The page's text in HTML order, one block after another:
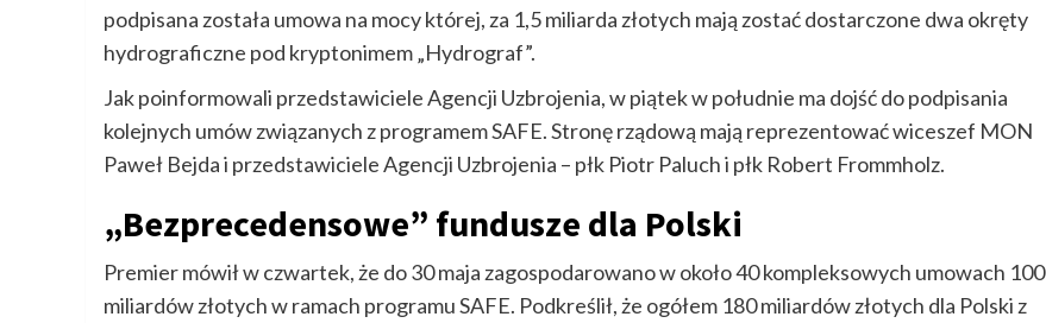
podpisana została umowa na mocy której, za 1,5 miliarda złotych mają zostać dostarczone dwa okręty
hydrograficzne pod kryptonimem „Hydrograf”.
Jak poinformowali przedstawiciele Agencji Uzbrojenia, w piątek w południe ma dojść do podpisania
kolejnych umów związanych z programem SAFE. Stronę rządową mają reprezentować wiceszef MON
Paweł Bejda i przedstawiciele Agencji Uzbrojenia – płk Piotr Paluch i płk Robert Frommholz.
„Bezprecedensowe” fundusze dla Polski
Premier mówił w czwartek, że do 30 maja zagospodarowano w około 40 kompleksowych umowach 100
miliardów złotych w ramach programu SAFE. Podkreślił, że ogółem 180 miliardów złotych dla Polski z